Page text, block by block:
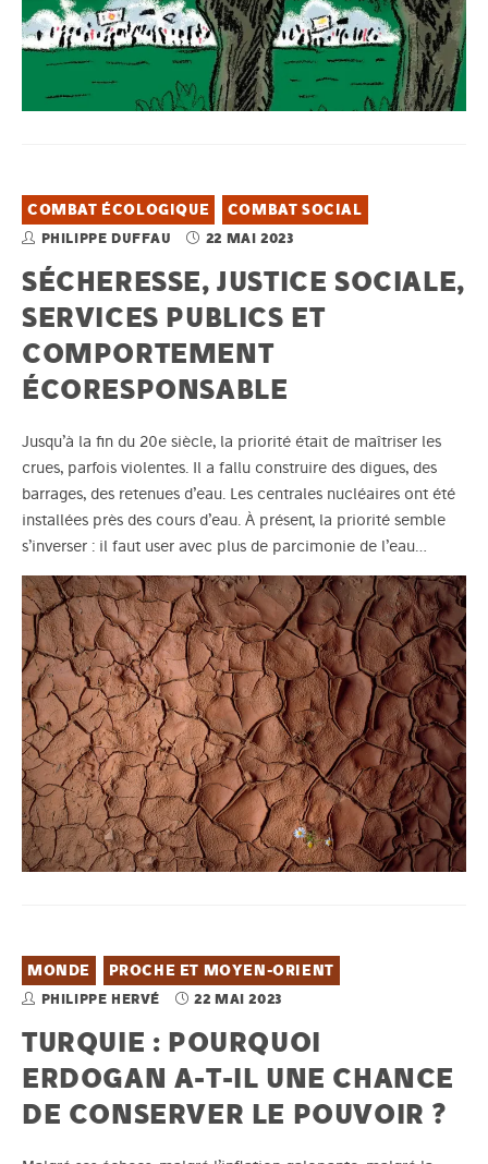
COMBAT ÉCOLOGIQUE COMBAT SOCIAL
PHILIPPE DUFFAU 22 MAI 2023
SÉCHERESSE, JUSTICE SOCIALE,
SERVICES PUBLICS ET
COMPORTEMENT
ÉCORESPONSABLE
Jusqu’à la fin du 20e siècle, la priorité était de maîtriser les
crues, parfois violentes. Il a fallu construire des digues, des
barrages, des retenues d’eau. Les centrales nucléaires ont été
installées près des cours d’eau. À présent, la priorité semble
s’inverser : il faut user avec plus de parcimonie de l’eau…
MONDE PROCHE ET MOYEN-ORIENT
PHILIPPE HERVÉ 22 MAI 2023
TURQUIE : POURQUOI
ERDOGAN A-T-IL UNE CHANCE
DE CONSERVER LE POUVOIR ?